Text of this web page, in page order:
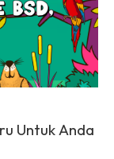
Untuk Anda